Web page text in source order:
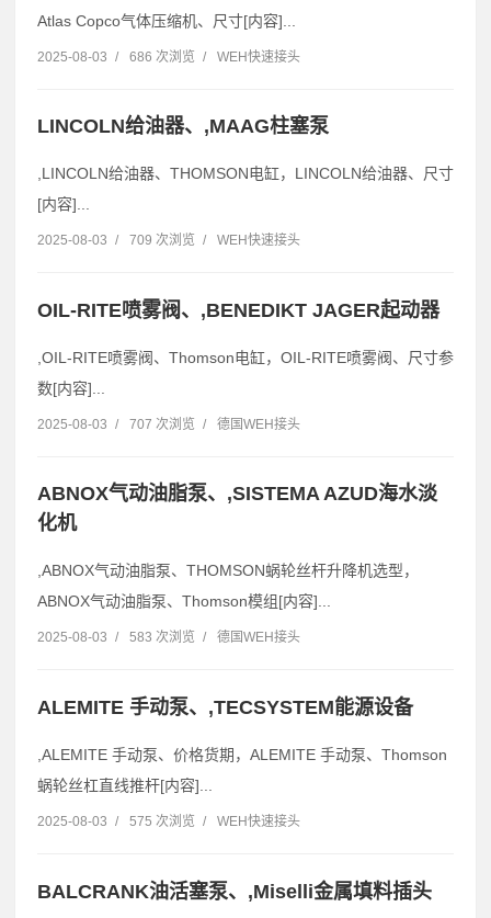
Atlas Copco气体压缩机、尺寸[内容]...
2025-08-03 / 686 次浏览 / WEH快速接头
LINCOLN给油器、,MAAG柱塞泵
,LINCOLN给油器、THOMSON电缸，LINCOLN给油器、尺寸
[内容]...
2025-08-03 / 709 次浏览 / WEH快速接头
OIL-RITE喷雾阀、,BENEDIKT JAGER起动器
,OIL-RITE喷雾阀、Thomson电缸，OIL-RITE喷雾阀、尺寸参
数[内容]...
2025-08-03 / 707 次浏览 / 德国WEH接头
ABNOX气动油脂泵、,SISTEMA AZUD海水淡
化机
,ABNOX气动油脂泵、THOMSON蜗轮丝杆升降机选型，
ABNOX气动油脂泵、Thomson模组[内容]...
2025-08-03 / 583 次浏览 / 德国WEH接头
ALEMITE 手动泵、,TECSYSTEM能源设备
,ALEMITE 手动泵、价格货期，ALEMITE 手动泵、Thomson
蜗轮丝杠直线推杆[内容]...
2025-08-03 / 575 次浏览 / WEH快速接头
BALCRANK油活塞泵、,Miselli金属填料插头